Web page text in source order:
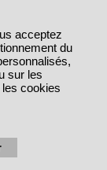
acceptez
du
sur les
cookies